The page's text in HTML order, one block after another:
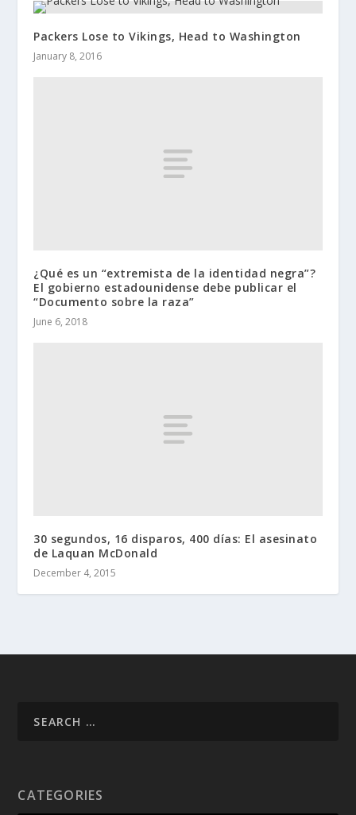
Packers Lose to Vikings, Head to Washington
January 8, 2016
¿Qué es un “extremista de la identidad negra”?
El gobierno estadounidense debe publicar el
“Documento sobre la raza”
June 6, 2018
30 segundos, 16 disparos, 400 días: El asesinato
de Laquan McDonald
December 4, 2015
CATEGORIES